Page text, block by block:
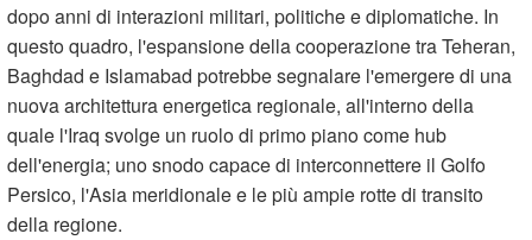
dopo anni di interazioni militari, politiche e diplomatiche. In
questo quadro, l'espansione della cooperazione tra Teheran,
Baghdad e Islamabad potrebbe segnalare l'emergere di una
nuova architettura energetica regionale, all'interno della
quale l'Iraq svolge un ruolo di primo piano come hub
dell'energia; uno snodo capace di interconnettere il Golfo
Persico, l'Asia meridionale e le più ampie rotte di transito
della regione.